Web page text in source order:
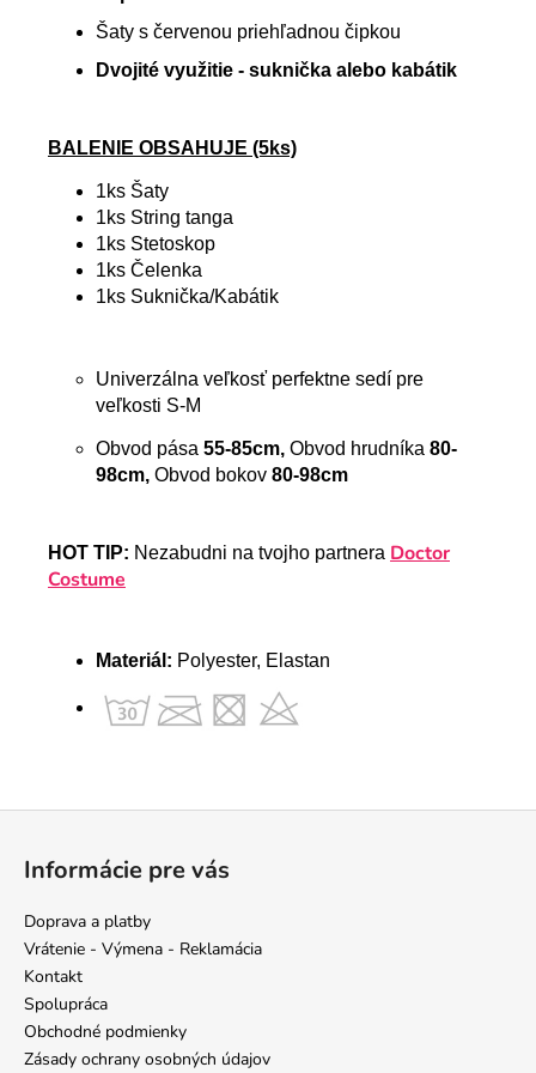
Šaty s červenou priehľadnou čipkou
Dvojité využitie - suknička alebo kabátik
BALENIE OBSAHUJE (5ks)
1ks Šaty
1ks String tanga
1ks Stetoskop
1ks Čelenka
1ks Suknička/Kabátik
Univerzálna veľkosť perfektne sedí pre
veľkosti S-M
Obvod pása 55-85cm, Obvod hrudníka 80-
98cm, Obvod bokov 80-98cm
HOT TIP: Nezabudni na tvojho partnera Doctor
Costume
Materiál: Polyester, Elastan
Informácie pre vás
Doprava a platby
Vrátenie - Výmena - Reklamácia
Kontakt
Spolupráca
Obchodné podmienky
Zásady ochrany osobných údajov